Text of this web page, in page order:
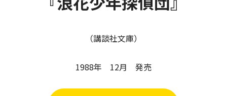
（講談社文庫）
1988年 12月 発売